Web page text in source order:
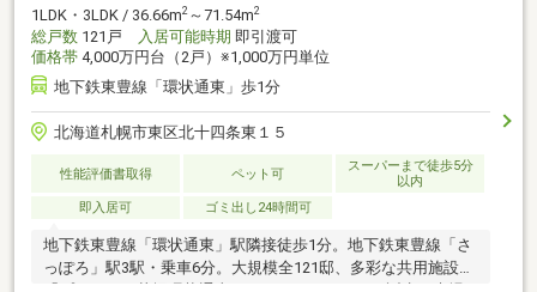
1LDK・3LDK / 36.66m2 ～71.54m2
総戸数 121戸 入居可能時期 即引渡可
価格帯 4,000万円台（2戸）※1,000万円単位
地下鉄東豊線「環状通東」歩1分
北海道札幌市東区北十四条東１５
性能評価書取得 ペット可
スーパーまで徒歩5分
以内
即入居可
ゴミ出し24時間可
地下鉄東豊線「環状通東」駅隣接徒歩1分。地下鉄東豊線「さ
っぽろ」駅3駅・乗車6分。大規模全121邸、多彩な共用施設。